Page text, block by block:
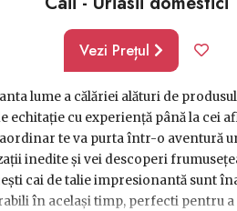
Vezi Prețul
lume a călăriei alături de
echitație cu experiență până la cei
te va purta într-o aventură
inedite și vei descoperi
cai de talie impresionantă sunt
în același timp, perfecti pentru